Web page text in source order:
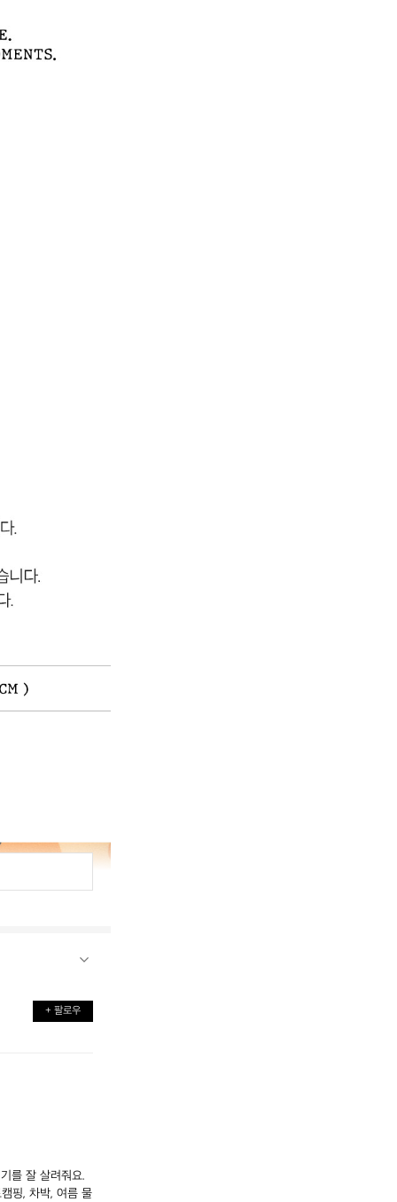
+ 팔로우
를 잘 살려줘요.
핑, 차박, 여름 물